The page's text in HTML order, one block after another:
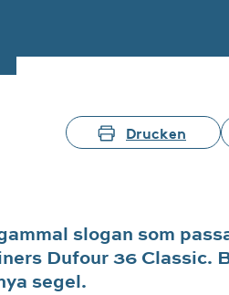
Drucken
slogan som
Dufour 36 Classic.
segel.